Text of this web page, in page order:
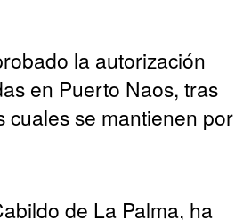
la autorización
en Puerto Naos, tras
cuales se mantienen por
de La Palma, ha